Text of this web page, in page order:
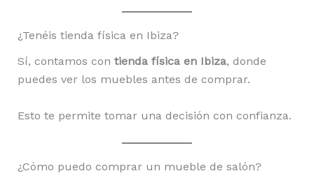
¿Tenéis tienda física en Ibiza?
Sí, contamos con tienda física en Ibiza, donde
puedes ver los muebles antes de comprar.
Esto te permite tomar una decisión con confianza.
¿Cómo puedo comprar un mueble de salón?